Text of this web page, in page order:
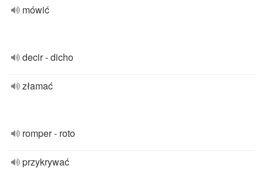
mówić
decir - dicho
złamać
romper - roto
przykrywać